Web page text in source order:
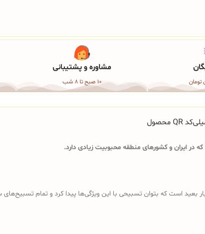
مشاوره و پشتیبانی
10 صبح تا 8 شب
کد QR محصول
ایران و کشورهای منطقه محبوبیت زیادی دارد.
است که بتوان تسبیحی با این ویژگی‌ها پیدا کرد و تمام تسبیح‌های